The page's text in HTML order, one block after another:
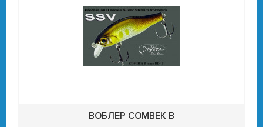
ВОБЛЕР COMBEK B